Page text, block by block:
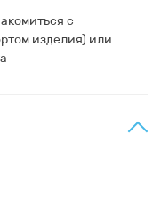
с
изделия) или